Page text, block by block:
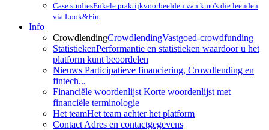
Case studiesEnkele praktijkvoorbeelden van kmo's die leenden
via Look&Fin
Info
CrowdlendingCrowdlendingVastgoed-crowdfunding
StatistiekenPerformantie en statistieken waardoor u het
platform kunt beoordelen
Nieuws Participatieve financiering, Crowdlending en
fintech...
Financiële woordenlijst Korte woordenlijst met
financiële terminologie
Het teamHet team achter het platform
Contact Adres en contactgegevens